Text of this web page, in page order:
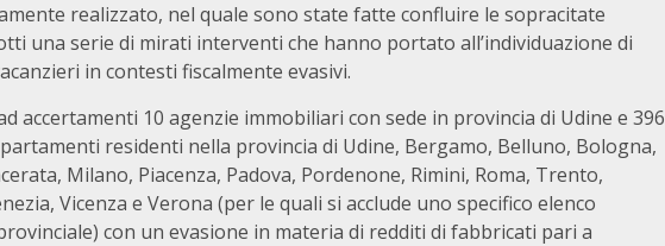
realizzato, nel quale sono state fatte confluire le sopracitate
una serie di mirati interventi che hanno portato all’individuazione di
in contesti fiscalmente evasivi.
accertamenti 10 agenzie immobiliari con sede in provincia di Udine e 396
residenti nella provincia di Udine, Bergamo, Belluno, Bologna,
Milano, Piacenza, Padova, Pordenone, Rimini, Roma, Trento,
Vicenza e Verona (per le quali si acclude uno specifico elenco
con un evasione in materia di redditi di fabbricati pari a